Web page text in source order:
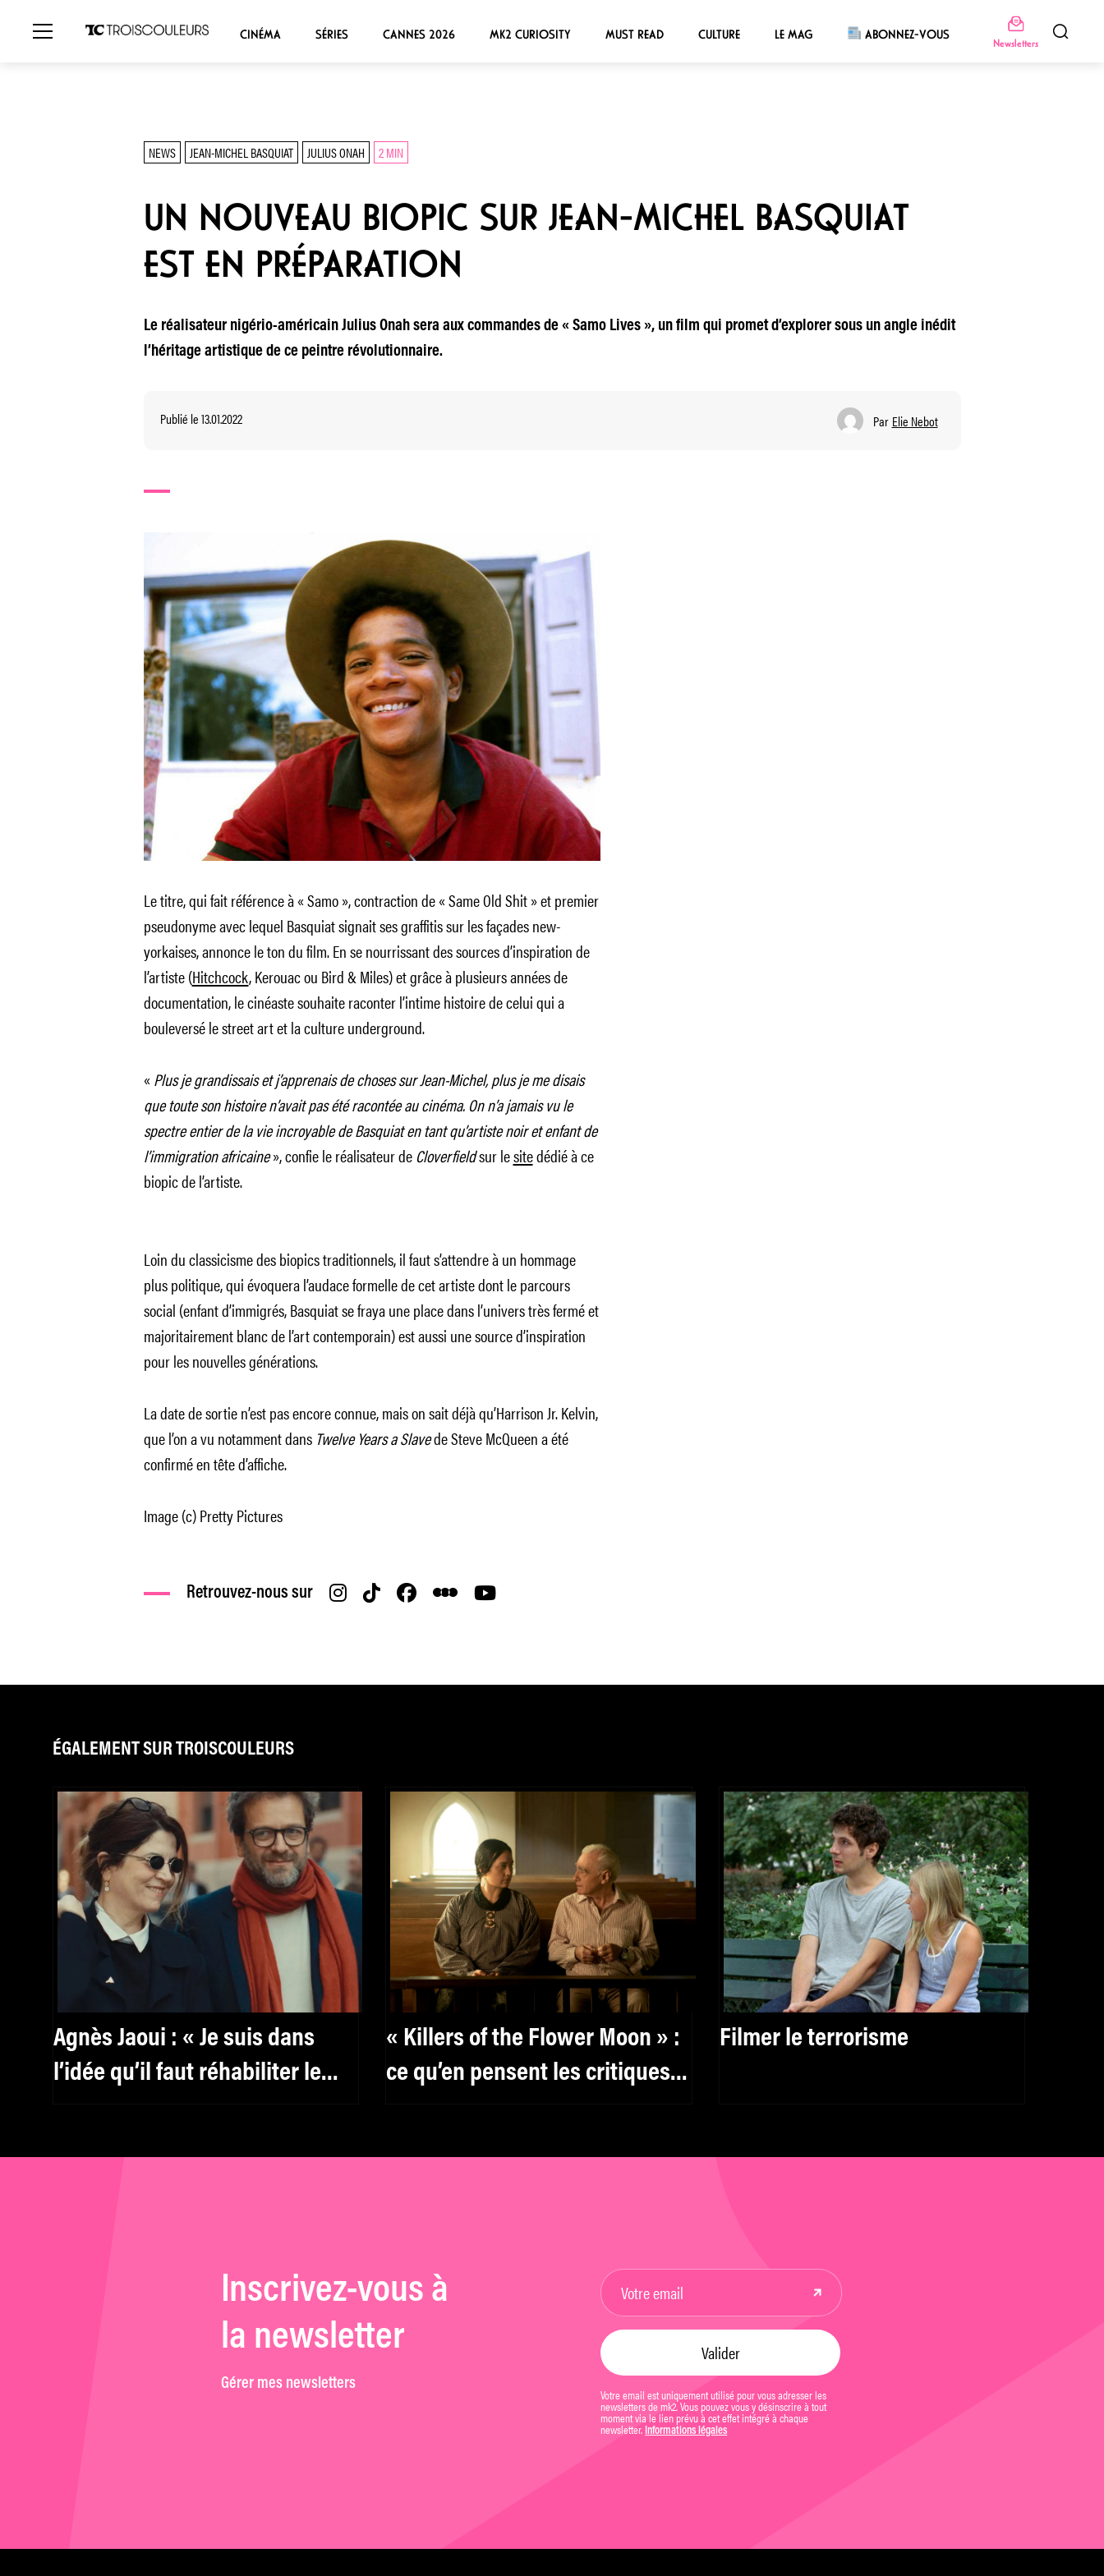
CINÉMA SÉRIES CANNES 2026 MK2 CURIOSITY MUST READ CULTURE LE MAG ABONNEZ-VOUS
Newsletters
NEWS JEAN-MICHEL BASQUIAT JULIUS ONAH 2 MIN
UN NOUVEAU BIOPIC SUR JEAN-MICHEL BASQUIAT
EST EN PRÉPARATION
Le réalisateur nigério-américain Julius Onah sera aux commandes de « Samo Lives », un film qui promet d’explorer sous un angle inédit
l’héritage artistique de ce peintre révolutionnaire.
Publié le 13.01.2022 Par Elie Nebot
Le titre, qui fait référence à « Samo », contraction de « Same Old Shit » et premier
pseudonyme avec lequel Basquiat signait ses graffitis sur les façades new-
yorkaises, annonce le ton du film. En se nourrissant des sources d’inspiration de
l’artiste (Hitchcock, Kerouac ou Bird & Miles) et grâce à plusieurs années de
documentation, le cinéaste souhaite raconter l’intime histoire de celui qui a
bouleversé le street art et la culture underground.
«Plus je grandissais et j’apprenais de choses sur Jean-Michel, plus je me disais
que toute son histoire n’avait pas été racontée au cinéma. On n’a jamais vu le
spectre entier de la vie incroyable de Basquiat en tant qu’artiste noir et enfant de
l’immigration africaine»,confie le réalisateur de Cloverfieldsur lesitedédié à ce
biopic de l’artiste.
Loin du classicisme des biopics traditionnels, il faut s’attendre à un hommage
plus politique, qui évoquera l’audace formelle de cet artiste dont le parcours
social (enfant d’immigrés, Basquiat se fraya une place dans l’univers très fermé et
majoritairement blanc de l’art contemporain) est aussi une source d’inspiration
pour les nouvelles générations.
La date de sortie n’est pas encore connue, mais on sait déjà qu’Harrison Jr. Kelvin,
que l’on a vu notamment dans Twelve Years a Slavede Steve McQueena été
confirmé en tête d’affiche.
Image (c) Pretty Pictures
Retrouvez-nous sur
ÉGALEMENT SUR TROISCOULEURS
Agnès Jaoui : « Je suis dans
l’idée qu’il faut réhabiliter le
« Killers of the Flower Moon » :
ce qu’en pensent les critiques
Filmer le terrorisme
Inscrivez-vous à
la newsletter
Gérer mes newsletters
Votre email est uniquement utilisé pour vous adresser les
newsletters de mk2. Vous pouvez vous y désinscrire à tout
moment via le lien prévu à cet effet intégré à chaque
newsletter. Informations légales